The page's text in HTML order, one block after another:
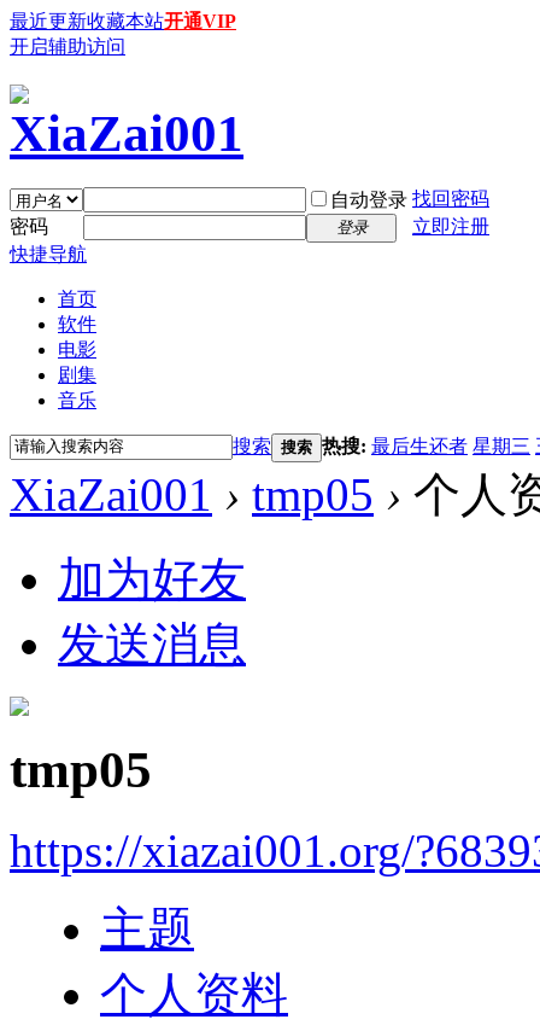
最近更新收藏本站开通VIP
开启辅助访问
自动登录 找回密码
密码
登录
立即注册
快捷导航
首页
软件
电影
剧集
音乐
搜索 搜索 热搜: 最后生还者 星期三
XiaZai001 › tmp05 › 个人
加为好友
发送消息
tmp05
https://xiazai001.org/
主题
个人资料